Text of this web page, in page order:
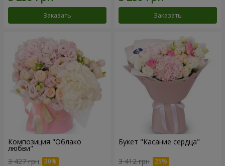
Заказать Заказать
Композиция "Облако
любви"
3 427 грн
Букет "Касание сердца"
3 412 грн